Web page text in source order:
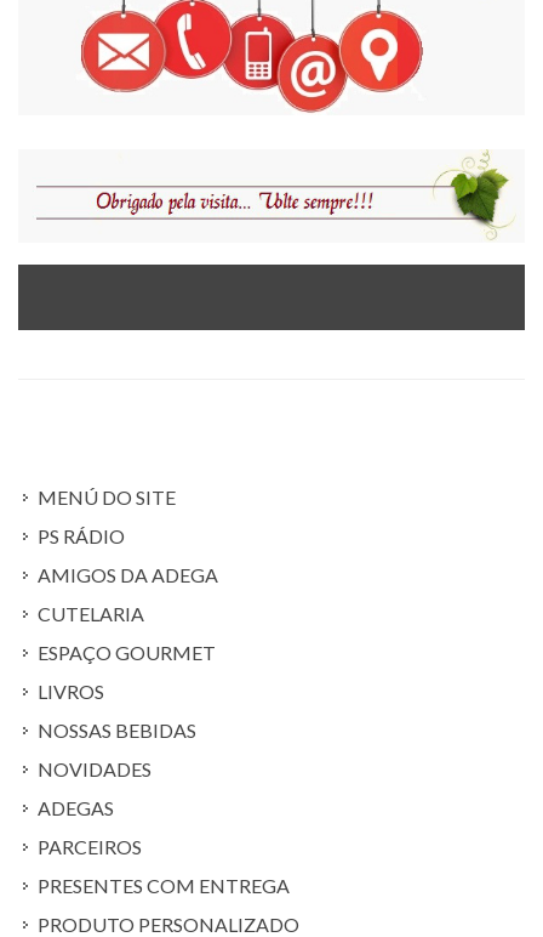
MENÚ DO SITE
PS RÁDIO
AMIGOS DA ADEGA
CUTELARIA
ESPAÇO GOURMET
LIVROS
NOSSAS BEBIDAS
NOVIDADES
ADEGAS
PARCEIROS
PRESENTES COM ENTREGA
PRODUTO PERSONALIZADO